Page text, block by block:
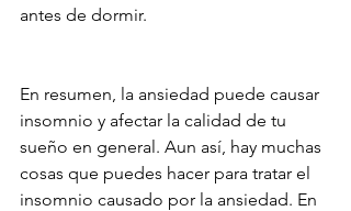
antes de dormir.
En resumen, la ansiedad puede causar
insomnio y afectar la calidad de tu
sueño en general. Aun así, hay muchas
cosas que puedes hacer para tratar el
insomnio causado por la ansiedad. En